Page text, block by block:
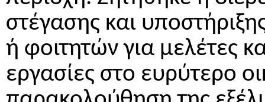
στέγασης και
ή φοιτητών για μελέτες
εργασίες στο ευρύτερο